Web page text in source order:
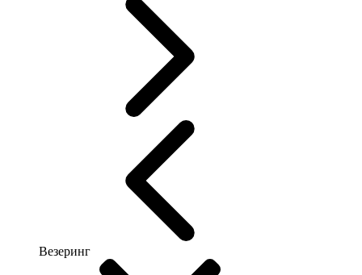
Везеринг